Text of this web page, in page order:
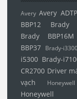
Avery Avery
BBP12
Brady
Brady BBP16M
BBP37 Brady-
i5300 Brady-
CR2700 Driver
vạch
Honeywell